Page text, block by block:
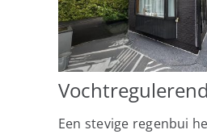
Een stevige regenbui